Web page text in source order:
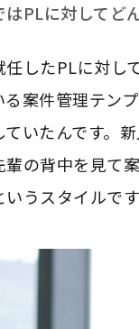
はPLに対してど
任したPLに対し
る案件管理テン
ていたんです。
輩の背中を見て
うスタイルです